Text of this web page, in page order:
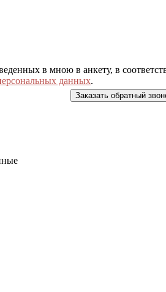
в мною в анкету, в
данных.